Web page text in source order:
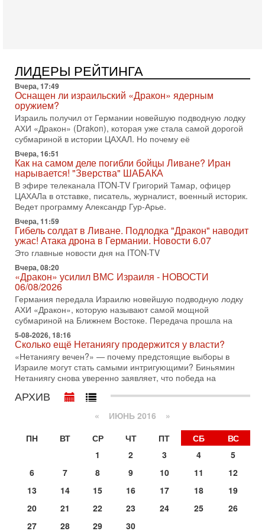
отменил решение о нанесении тяжелых ударов
30-07-2026, 16:54
Покупатель авиакомпании «Аркия» намерен
запретить полеты по субботам!
Вокруг возможной продажи авиакомпании «Аркия»
разгорается громкий конфликт.
30-07-2026, 08:16
Трамп готовит удар по Ирану - НОВОСТИ 30/07/2026
Президент США Дональд Трамп сегодня рассматривает
возможность масштабной военной операции против Ирана
после ракетной атаки на американскую базу в
29-07-2026, 18:28
Трамп взбешен атакой на базы! Иран играет с огнем.
Израиль меняет курс
В эфире телеканала ITON-TV политолог Цви Маген,
дипломат, в прошлом - старший офицер военной разведки
АМАН, глава спецслужбы "Натив", ‎Чрезвычайный и
Вчера, 17:49
Оснащен ли израильский «Дракон» ядерным
оружием?
Израиль получил от Германии новейшую подводную лодку
АХИ «Дракон» (Drakon), которая уже стала самой дорогой
субмариной в истории ЦАХАЛ. Но почему её
Вчера, 16:51
Как на самом деле погибли бойцы Ливане? Иран
нарывается! "Зверства" ШАБАКА
В эфире телеканала ITON-TV Григорий Тамар, офицер
ЦАХАЛа в отставке, писатель, журналист, военный историк.
Ведет программу Александр Гур-Арье.
«Дракон» усилил ВМС Израиля - НОВОСТИ
Германия передала Израилю новейшую подводную лодку
АХИ «Дракон», которую называют самой мощной
5-08-2026, 18:16
Сколько ещё Нетаниягу продержится у власти?
Израиле могут стать самыми интригующими? Биньямин
Нетаниягу снова уверенно заявляет, что победа на
ЛИДЕРЫ РЕЙТИНГА
Вчера, 17:49
Оснащен ли израильский «Дракон» ядерным
оружием?
Израиль получил от Германии новейшую подводную лодку
АХИ «Дракон» (Drakon), которая уже стала самой дорогой
субмариной в истории ЦАХАЛ. Но почему её
Вчера, 16:51
Как на самом деле погибли бойцы Ливане? Иран
нарывается! "Зверства" ШАБАКА
В эфире телеканала ITON-TV Григорий Тамар, офицер
ЦАХАЛа в отставке, писатель, журналист, военный историк.
Ведет программу Александр Гур-Арье.
Вчера, 11:59
Гибель солдат в Ливане. Подлодка "Дракон" наводит
ужас! Атака дрона в Германии. Новости 6.07
Это главные новости дня на ITON-TV
Вчера, 08:20
«Дракон» усилил ВМС Израиля - НОВОСТИ
06/08/2026
Германия передала Израилю новейшую подводную лодку
АХИ «Дракон», которую называют самой мощной
субмариной на Ближнем Востоке. Передача прошла на
5-08-2026, 18:16
Сколько ещё Нетаниягу продержится у власти?
«Нетаниягу вечен?» — почему предстоящие выборы в
Израиле могут стать самыми интригующими? Биньямин
Нетаниягу снова уверенно заявляет, что победа на
АРХИВ
« ИЮНЬ 2016 »
ПН
ВТ СР ЧТ ПТ СБ
ВС
1
2 3 4
5
6
7 8 9 10 11
12
13
14 15 16 17 18
19
20
21 22 23 24 25
26
27
28 29 30